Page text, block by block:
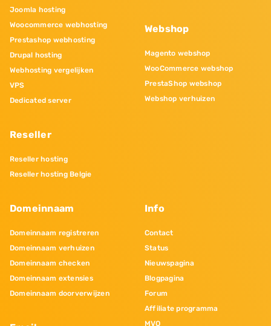
Joomla hosting
Woocommerce webhosting
Prestashop webhosting
Drupal hosting
Webhosting vergelijken
VPS
Dedicated server
Reseller
Reseller hosting
Reseller hosting Belgie
Webshop
Magento webshop
WooCommerce webshop
PrestaShop webshop
Webshop verhuizen
Domeinnaam
Domeinnaam registreren
Domeinnaam verhuizen
Domeinnaam checken
Domeinnaam extensies
Domeinnaam doorverwijzen
Info
Contact
Status
Nieuwspagina
Blogpagina
Forum
Affiliate programma
MVO